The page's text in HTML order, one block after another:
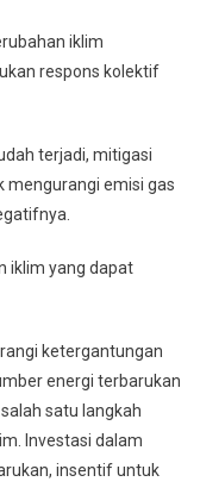
iklim
respons kolektif
terjadi, mitigasi
mengurangi emisi gas
iklim yang dapat
ketergantungan
energi terbarukan
satu langkah
Investasi dalam
insentif untuk